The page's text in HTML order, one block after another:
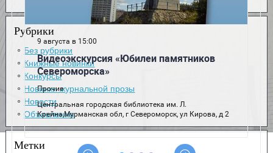
Рубрики
Без рубрики
Книжные новинки
Конкурсы
Новинки журнальной прозы
Новости
Объявления
Метки